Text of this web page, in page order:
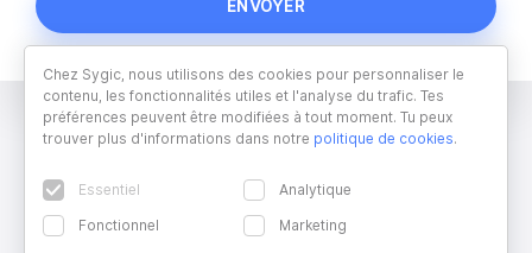
Chez Sygic, nous utilisons des cookies pour personnaliser le
contenu, les fonctionnalités utiles et l'analyse du trafic. Tes
préférences peuvent être modifiées à tout moment. Tu peux
trouver plus d'informations dans notre politique de cookies.
Essentiel
Analytique
Fonctionnel
Marketing